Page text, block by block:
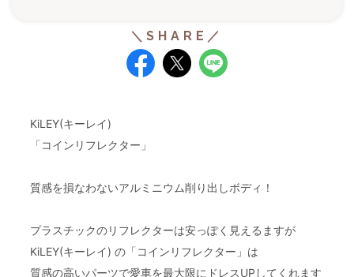
KiLEY(キーレイ)
「コインリフレクター」
質感を損なわないアルミニウム削り出しボディ！
プラスチックのリフレクターは安っぽく見えるますが
KiLEY(キーレイ) の「コインリフレクター」は
質感の高いパーツで愛車を最大限にドレスUPしてくれます